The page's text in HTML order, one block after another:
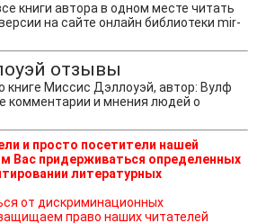
книги автора в одном месте читать
на сайте онлайн библиотеки mir-
отзывы
книге Миссис Дэллоуэй, автор: Вулф
комментарии и мнения людей о
и просто посетители нашей
Вас придерживаться определенных
литературных
от дискриминационных